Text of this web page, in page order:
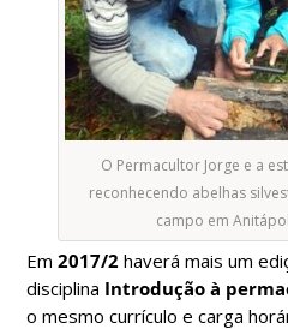
O Permacultor Jorge e a
reconhecendo abelhas
campo em
Em2017/2 haverá mais um
disciplina Introdução à
o mesmo currículo e carga